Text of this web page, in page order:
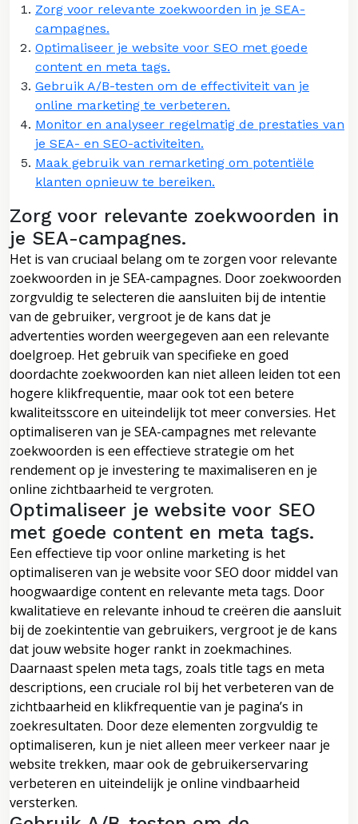
Zorg voor relevante zoekwoorden in je SEA-
campagnes.
Optimaliseer je website voor SEO met goede
content en meta tags.
Gebruik A/B-testen om de effectiviteit van je
online marketing te verbeteren.
Monitor en analyseer regelmatig de prestaties van
je SEA- en SEO-activiteiten.
Maak gebruik van remarketing om potentiële
klanten opnieuw te bereiken.
Zorg voor relevante zoekwoorden in
je SEA-campagnes.
Het is van cruciaal belang om te zorgen voor relevante
zoekwoorden in je SEA-campagnes. Door zoekwoorden
zorgvuldig te selecteren die aansluiten bij de intentie
van de gebruiker, vergroot je de kans dat je
advertenties worden weergegeven aan een relevante
doelgroep. Het gebruik van specifieke en goed
doordachte zoekwoorden kan niet alleen leiden tot een
hogere klikfrequentie, maar ook tot een betere
kwaliteitsscore en uiteindelijk tot meer conversies. Het
optimaliseren van je SEA-campagnes met relevante
zoekwoorden is een effectieve strategie om het
rendement op je investering te maximaliseren en je
online zichtbaarheid te vergroten.
Optimaliseer je website voor SEO
met goede content en meta tags.
Een effectieve tip voor online marketing is het
optimaliseren van je website voor SEO door middel van
hoogwaardige content en relevante meta tags. Door
kwalitatieve en relevante inhoud te creëren die aansluit
bij de zoekintentie van gebruikers, vergroot je de kans
dat jouw website hoger rankt in zoekmachines.
Daarnaast spelen meta tags, zoals title tags en meta
descriptions, een cruciale rol bij het verbeteren van de
zichtbaarheid en klikfrequentie van je pagina’s in
zoekresultaten. Door deze elementen zorgvuldig te
optimaliseren, kun je niet alleen meer verkeer naar je
website trekken, maar ook de gebruikerservaring
verbeteren en uiteindelijk je online vindbaarheid
versterken.